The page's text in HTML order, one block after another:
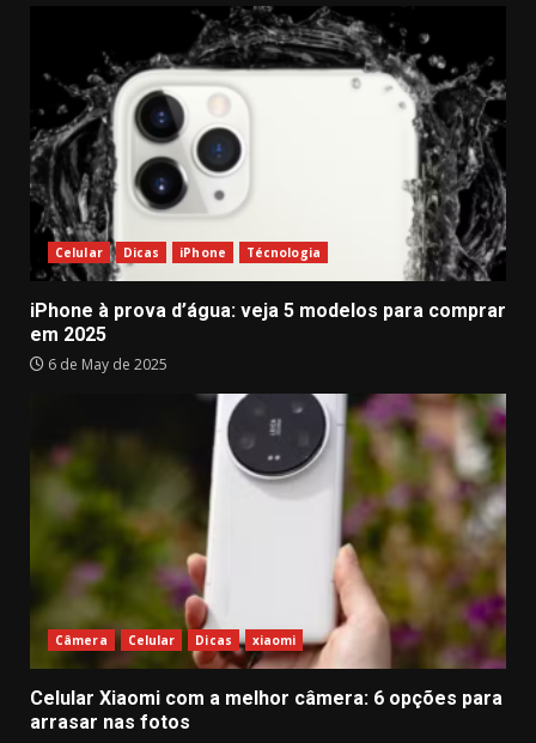
Celular Dicas iPhone Técnologia
iPhone à prova d’água: veja 5 modelos para comprar
em 2025
6 de May de 2025
Câmera Celular Dicas xiaomi
Celular Xiaomi com a melhor câmera: 6 opções para
arrasar nas fotos